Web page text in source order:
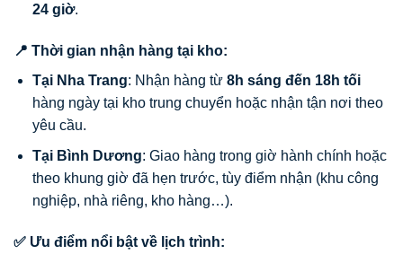
24 giờ.
📍 Thời gian nhận hàng tại kho:
Tại Nha Trang: Nhận hàng từ 8h sáng đến 18h tối
hàng ngày tại kho trung chuyển hoặc nhận tận nơi theo
yêu cầu.
Tại Bình Dương: Giao hàng trong giờ hành chính hoặc
theo khung giờ đã hẹn trước, tùy điểm nhận (khu công
nghiệp, nhà riêng, kho hàng…).
✅ Ưu điểm nổi bật về lịch trình: